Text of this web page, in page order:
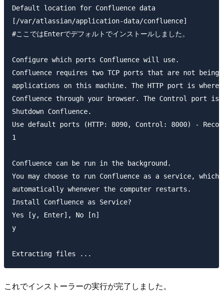
Default location for Confluence data
[/var/atlassian/application-data/confluence]
#ここではEnterでデフォルトでインストールしました。
Configure which ports Confluence will use.
Confluence requires two TCP ports that are not being
applications on this machine. The HTTP port is
Confluence through your browser. The Control port is
Shutdown Confluence.
Use default ports (HTTP: 8090, Control: 8000) -
1
Confluence can be run in the background.
You may choose to run Confluence as a service,
automatically whenever the computer restarts.
Install Confluence as Service?
Yes [y, Enter], No [n]
y
これでインストーラーの実行が完了しました。